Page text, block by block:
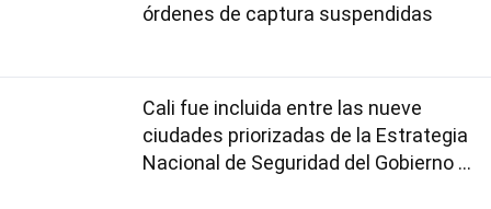
órdenes de captura suspendidas
Cali fue incluida entre las nueve
ciudades priorizadas de la Estrategia
Nacional de Seguridad del Gobierno de